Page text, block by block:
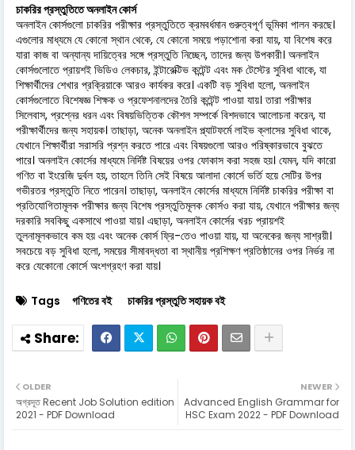
চাকরির প্রস্তুতিতে অনলাইন কোর্স
অনলাইন কোর্সগুলো চাকরির পরীক্ষার প্রস্তুতিতে ক্রমবর্ধমান গুরুত্বপূর্ণ ভূমিকা পালন করছে।
এগুলোর মাধ্যমে যে কোনো স্থান থেকে, যে কোনো সময়ে পড়াশোনা করা যায়, যা বিশেষ করে
যারা কাজ বা অন্যান্য দায়িত্বের সঙ্গে প্রস্তুতি নিচ্ছেন, তাদের জন্য উপকারী। অনলাইন
কোর্সগুলোতে প্রায়শই ভিডিও লেকচার, ইন্টারেক্টিভ কন্টেন্ট এবং মক টেস্টের সুবিধা থাকে, যা
শিক্ষার্থীদের শেখার প্রক্রিয়াকে আরও কার্যকর করে। একটি বড় সুবিধা হলো, অনলাইন
কোর্সগুলোতে বিশেষজ্ঞ শিক্ষক ও প্রফেশনালদের তৈরি কন্টেন্ট পাওয়া যায়। তারা পরীক্ষার
সিলেবাস, প্রশ্নের ধরন এবং বিষয়ভিত্তিক কৌশল সম্পর্কে বিশদভাবে আলোচনা করেন, যা
পরীক্ষার্থীদের জন্য সহায়ক। তাছাড়া, অনেক অনলাইন প্ল্যাটফর্মে লাইভ ক্লাসের সুবিধা থাকে,
যেখানে শিক্ষার্থীরা সরাসরি প্রশ্ন করতে পারে এবং বিষয়গুলো আরও পরিষ্কারভাবে বুঝতে
পারে। অনলাইন কোর্সের মাধ্যমে নির্দিষ্ট বিষয়ের ওপর ফোকাস করা সহজ হয়। যেমন, যদি কারো
গণিত বা ইংরেজি দুর্বল হয়, তাহলে তিনি সেই বিষয়ে আলাদা কোর্সে ভর্তি হয়ে সেটির উপর
গভীরতর প্রস্তুতি নিতে পারেন। তাছাড়া, অনলাইন কোর্সের মাধ্যমে নির্দিষ্ট চাকরির পরীক্ষা বা
প্রতিযোগিতামূলক পরীক্ষার জন্য বিশেষ প্রস্তুতিমূলক কোর্সও করা যায়, যেখানে পরীক্ষার জন্য
দরকারি সবকিছু একসাথে পাওয়া যায়। এছাড়া, অনলাইন কোর্সের খরচ প্রায়শই
তুলনামূলকভাবে কম হয় এবং অনেক কোর্স ফ্রি-তেও পাওয়া যায়, যা অনেকের জন্য সাশ্রয়ী।
সবচেয়ে বড় সুবিধা হলো, সময়ের সীমাবদ্ধতা বা স্থানীয় প্রশিক্ষণ প্রতিষ্ঠানের ওপর নির্ভর না
করে যেকোনো কোর্সে অংশগ্রহণ করা যায়।
Tags গণিতের বই চাকরির প্রস্তুতি সহায়ক বই
NEWER
Advanced English Grammar for
HSC Exam 2022 - PDF Download
OLDER
অগ্রদূত Recent Job Solution edition
2021 - PDF Download